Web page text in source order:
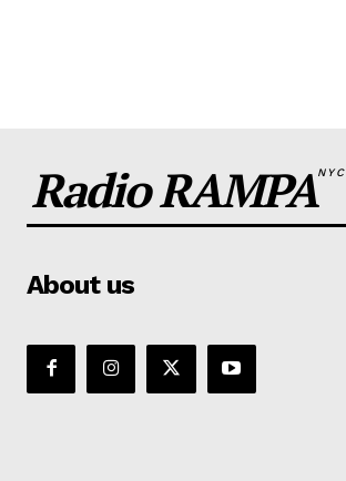
Radio RAMPANYC
About us